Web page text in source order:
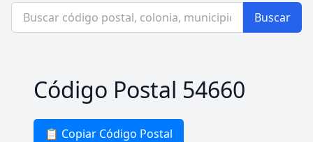
Buscar
Código Postal 54660
📋 Copiar Código Postal